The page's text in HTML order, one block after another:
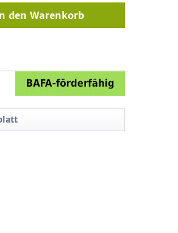
den Warenkorb